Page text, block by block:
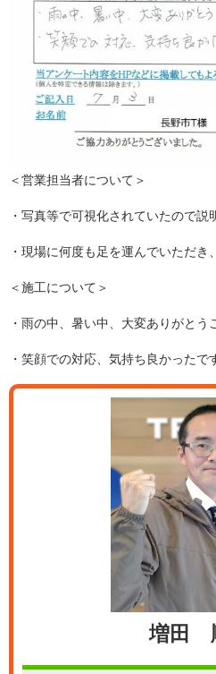
＜営業担当者について＞
・写真等で可視化されていたので説
・現場に何度も足を運んでいただき
＜施工について＞
・雨の中、暑い中、大変ありがとう
・笑顔での対応、気持ち良かったで
増田